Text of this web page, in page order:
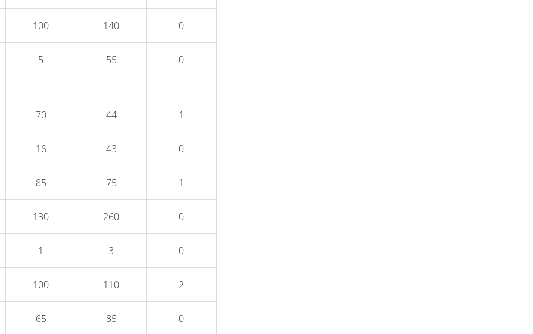
100 140 0
5 55 0
70 44 1
16 43 0
85 75 1
130 260 0
1 3 0
100 110 2
65 85 0